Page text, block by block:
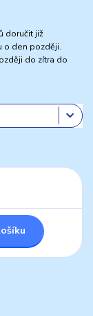
doručit již
o den později.
do zítra do